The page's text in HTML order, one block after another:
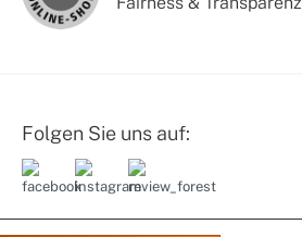
Folgen Sie uns auf: